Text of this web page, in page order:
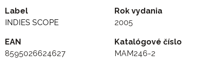
jinotaj, podobnost, která odkazuje k současnosti v
prostoru i čase. Třeba Lano co k nebi nás poutá je
zároveň vyznání víry. Nemám rád trpaslíky je i o
občanství v nás. Černej pasažér je vlastně o životním
Label
INDIES SCOPE
Rok vydania
2005
EAN
8595026624627
Katalógové číslo
MAM246-2